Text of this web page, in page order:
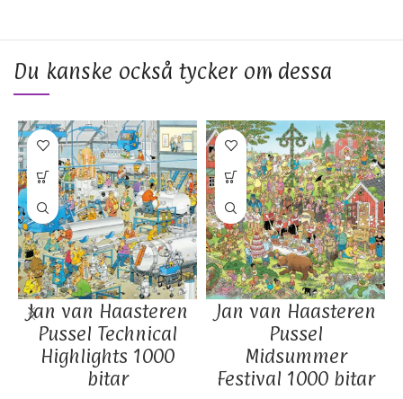
Du kanske också tycker om dessa
Jan van Haasteren
Pussel Technical
Highlights 1000
bitar
Jan van Haasteren
Pussel
Midsummer
Festival 1000 bitar